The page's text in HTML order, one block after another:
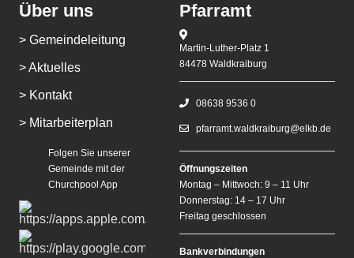
Über uns
> Gemeindeleitung
> Aktuelles
> Kontakt
> Mitarbeiterplan
Folgen Sie unserer
Gemeinde mit der
Churchpool App
Pfarramt
Martin-Luther-Platz 1
84478 Waldkraiburg
08638 9536 0
pfarramt.waldkraiburg@elkb.de
Öffnungszeiten
Montag – Mittwoch: 9 – 11 Uhr
Donnerstag: 14 – 17 Uhr
Freitag geschlossen
Bankverbindungen